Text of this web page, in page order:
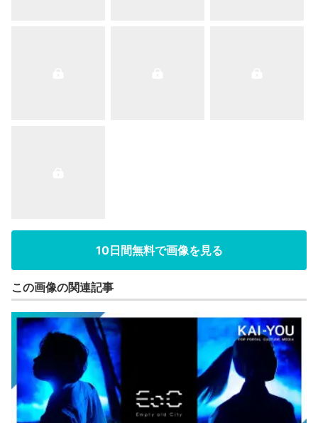
10日間無料で画像を見る
この画像の関連記事